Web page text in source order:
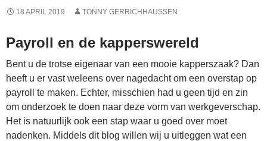
18 APRIL 2019 TONNY GERRICHHAUSSEN
Payroll en de kapperswereld
Bent u de trotse eigenaar van een mooie kapperszaak? Dan
heeft u er vast weleens over nagedacht om een overstap op
payroll te maken. Echter, misschien had u geen tijd en zin
om onderzoek te doen naar deze vorm van werkgeverschap.
Het is natuurlijk ook een stap waar u goed over moet
nadenken. Middels dit blog willen wij u uitleggen wat een